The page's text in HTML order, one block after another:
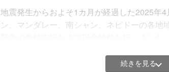
寄付金の使いみち
地震発生からおよそ1カ月が経過した2025年
ン、マンダレー、南シャン、ネピドーの各地
地震対応の第1フェーズ（月単位の初動対応
続きを見る